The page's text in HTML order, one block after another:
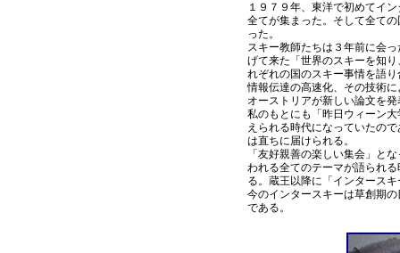
１９７９年、東洋で初めてイ
全てが集まった。そして全て
った。
スキー教師たちは３年前に会
げて来た「世界のスキーを知
れぞれの国のスキー事情を語
情報伝達の高速化、その技術
オーストリアが新しい論文を
私のもとにも「昨日ウィーン
えられる時代になっていたの
は直ちに届けられる。
「友好親善の楽しい集会」と
われる全てのテーマが語られ
る。蔵王以降に「インタース
今のインタースキーは草創期
である。